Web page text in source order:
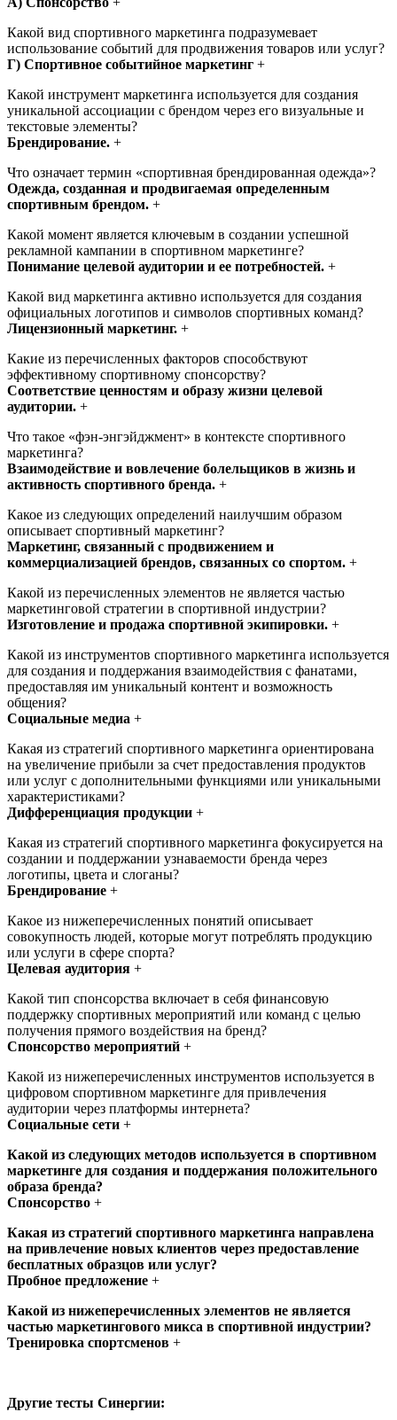
Какой вид спортивного маркетинга подразумевает
использование событий для продвижения товаров или услуг?
Г) Спортивное событийное маркетинг +
Какой инструмент маркетинга используется для создания
уникальной ассоциации с брендом через его визуальные и
текстовые элементы?
Брендирование. +
Что означает термин «спортивная брендированная одежда»?
Одежда, созданная и продвигаемая определенным
спортивным брендом. +
Какой момент является ключевым в создании успешной
рекламной кампании в спортивном маркетинге?
Понимание целевой аудитории и ее потребностей. +
Какой вид маркетинга активно используется для создания
официальных логотипов и символов спортивных команд?
Лицензионный маркетинг. +
Какие из перечисленных факторов способствуют
эффективному спортивному спонсорству?
Соответствие ценностям и образу жизни целевой
аудитории. +
Что такое «фэн-энгэйджмент» в контексте спортивного
маркетинга?
Взаимодействие и вовлечение болельщиков в жизнь и
активность спортивного бренда. +
Какое из следующих определений наилучшим образом
описывает спортивный маркетинг?
Маркетинг, связанный с продвижением и
коммерциализацией брендов, связанных со спортом. +
Какой из перечисленных элементов не является частью
маркетинговой стратегии в спортивной индустрии?
Изготовление и продажа спортивной экипировки. +
Какой из инструментов спортивного маркетинга используется
для создания и поддержания взаимодействия с фанатами,
предоставляя им уникальный контент и возможность
общения?
Социальные медиа +
Какая из стратегий спортивного маркетинга ориентирована
на увеличение прибыли за счет предоставления продуктов
или услуг с дополнительными функциями или уникальными
характеристиками?
Дифференциация продукции +
Какая из стратегий спортивного маркетинга фокусируется на
создании и поддержании узнаваемости бренда через
логотипы, цвета и слоганы?
Брендирование +
Какое из нижеперечисленных понятий описывает
совокупность людей, которые могут потреблять продукцию
или услуги в сфере спорта?
Целевая аудитория +
Какой тип спонсорства включает в себя финансовую
поддержку спортивных мероприятий или команд с целью
получения прямого воздействия на бренд?
Спонсорство мероприятий +
Какой из нижеперечисленных инструментов используется в
цифровом спортивном маркетинге для привлечения
аудитории через платформы интернета?
Социальные сети +
Какой из следующих методов используется в спортивном
маркетинге для создания и поддержания положительного
образа бренда?
Спонсорство +
Какая из стратегий спортивного маркетинга направлена
на привлечение новых клиентов через предоставление
бесплатных образцов или услуг?
Пробное предложение +
Какой из нижеперечисленных элементов не является
частью маркетингового микса в спортивной индустрии?
Тренировка спортсменов +
Другие тесты Синергии: